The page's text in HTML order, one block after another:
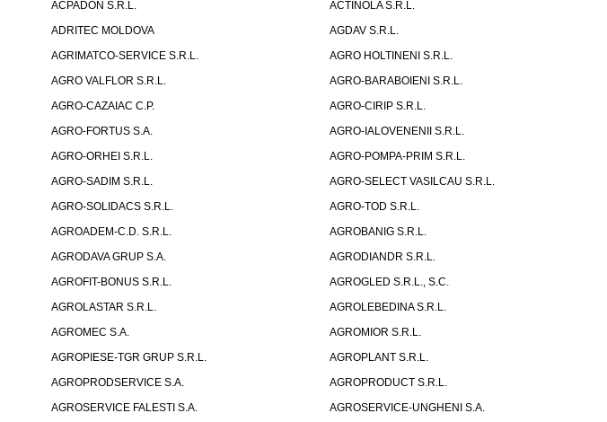
ACPADON S.R.L.
ACTINOLA S.R.L.
ADRITEC MOLDOVA
AGDAV S.R.L.
AGRIMATCO-SERVICE S.R.L.
AGRO HOLTINENI S.R.L.
AGRO VALFLOR S.R.L.
AGRO-BARABOIENI S.R.L.
AGRO-CAZAIAC C.P.
AGRO-CIRIP S.R.L.
AGRO-FORTUS S.A.
AGRO-IALOVENENII S.R.L.
AGRO-ORHEI S.R.L.
AGRO-POMPA-PRIM S.R.L.
AGRO-SADIM S.R.L.
AGRO-SELECT VASILCAU S.R.L.
AGRO-SOLIDACS S.R.L.
AGRO-TOD S.R.L.
AGROADEM-C.D. S.R.L.
AGROBANIG S.R.L.
AGRODAVA GRUP S.A.
AGRODIANDR S.R.L.
AGROFIT-BONUS S.R.L.
AGROGLED S.R.L., S.C.
AGROLASTAR S.R.L.
AGROLEBEDINA S.R.L.
AGROMEC S.A.
AGROMIOR S.R.L.
AGROPIESE-TGR GRUP S.R.L.
AGROPLANT S.R.L.
AGROPRODSERVICE S.A.
AGROPRODUCT S.R.L.
AGROSERVICE FALESTI S.A.
AGROSERVICE-UNGHENI S.A.